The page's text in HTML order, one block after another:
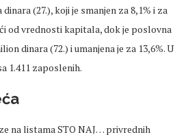
(27.), koji je smanjen za 8,1% i za
od vrednosti kapitala, dok je poslovna
dinara (72.) i umanjena je za 13,6%. U
1.411 zaposlenih.
na listama STO NAJ… privrednih